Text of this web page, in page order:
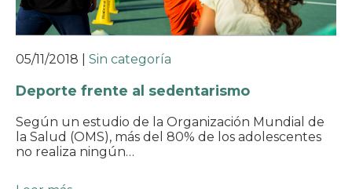
05/11/2018 Sin categoría
Deporte frente al sedentarismo
Según un estudio de la Organización Mundial de
la Salud (OMS), más del 80% de los adolescentes
no realiza ningún…